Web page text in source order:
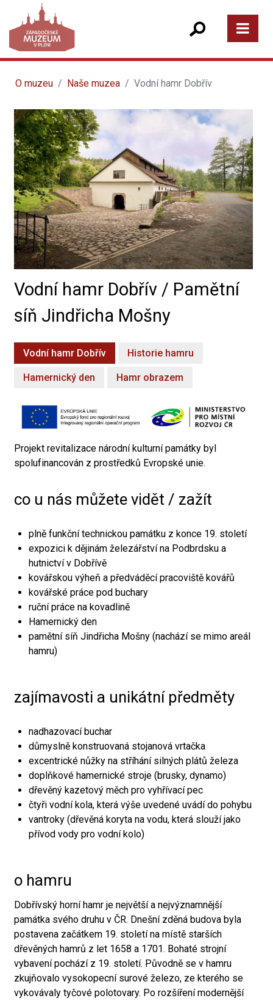
O muzeu Naše muzea Vodní hamr Dobřív
Vodní hamr Dobřív / Pamětní
síň Jindřicha Mošny
Vodní hamr Dobřív Historie hamru
Hamernický den Hamr obrazem
Projekt revitalizace národní kulturní památky byl
spolufinancován z prostředků Evropské unie.
co u nás můžete vidět / zažít
plně funkční technickou památku z konce 19. století
expozici k dějinám železářství na Podbrdsku a
hutnictví v Dobřívě
kovářskou výheň a předváděcí pracoviště kovářů
kovářské práce pod buchary
ruční práce na kovadlině
Hamernický den
pamětní síň Jindřicha Mošny (nachází se mimo areál
hamru)
zajímavosti a unikátní předměty
nadhazovací buchar
důmyslně konstruovaná stojanová vrtačka
excentrické nůžky na stříhání silných plátů železa
doplňkové hamernické stroje (brusky, dynamo)
dřevěný kazetový měch pro vyhřívací pec
čtyři vodní kola, která výše uvedené uvádí do pohybu
vantroky (dřevěná koryta na vodu, která slouží jako
přívod vody pro vodní kolo)
o hamru
Dobřívský horní hamr je největší a nejvýznamnější
památka svého druhu v ČR. Dnešní zděná budova byla
postavena začátkem 19. století na místě starších
dřevěných hamrů z let 1658 a 1701. Bohaté strojní
vybavení pochází z 19. století. Původně se v hamru
zkujňovalo vysokopecní surové železo, ze kterého se
vykovávaly tyčové polotovary. Po rozšíření modernější